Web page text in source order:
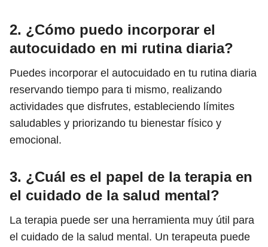
2. ¿Cómo puedo incorporar el
autocuidado en mi rutina diaria?
Puedes incorporar el autocuidado en tu rutina diaria
reservando tiempo para ti mismo, realizando
actividades que disfrutes, estableciendo límites
saludables y priorizando tu bienestar físico y
emocional.
3. ¿Cuál es el papel de la terapia en
el cuidado de la salud mental?
La terapia puede ser una herramienta muy útil para
el cuidado de la salud mental. Un terapeuta puede